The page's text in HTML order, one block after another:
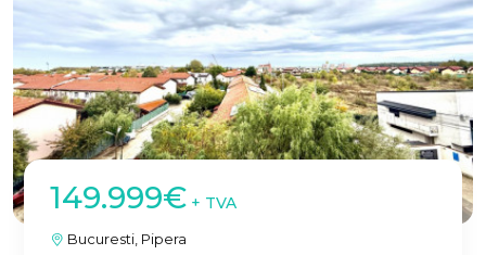
149.999€ + TVA
Bucuresti, Pipera